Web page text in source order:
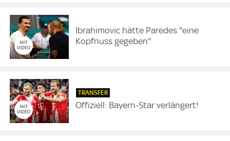
Ibrahimovic hätte Paredes "eine
Kopfnuss gegeben"
TRANSFER
Offiziell: Bayern-Star verlängert!